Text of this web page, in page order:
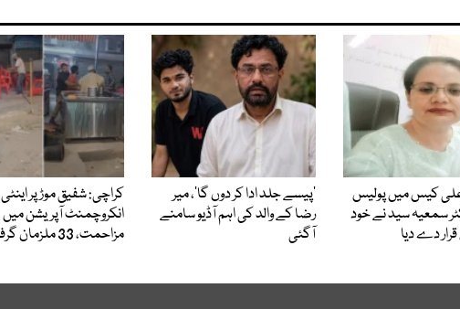
کیس میں پولیس
سمعیہ سید نے خود
دے دیا
’پیسے جلد ادا کر دوں گا‘، میر
رضا کے والد کی اہم آڈیو سامنے
آگئی
کراچی: شفیق موڑ پر اینٹی
انکروچمنٹ آپریشن میں
مزاحمت، 33 ملزمان گرفتار